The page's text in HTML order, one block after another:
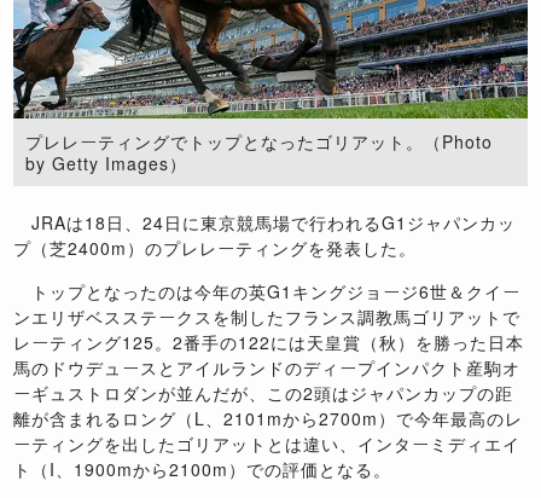
プレレーティングでトップとなったゴリアット。（Photo
by Getty Images）
JRAは18日、24日に東京競馬場で行われるG1ジャパンカッ
プ（芝2400m）のプレレーティングを発表した。
トップとなったのは今年の英G1キングジョージ6世＆クイー
ンエリザベスステークスを制したフランス調教馬ゴリアットで
レーティング125。2番手の122には天皇賞（秋）を勝った日本
馬のドウデュースとアイルランドのディープインパクト産駒オ
ーギュストロダンが並んだが、この2頭はジャパンカップの距
離が含まれるロング（L、2101mから2700m）で今年最高のレ
ーティングを出したゴリアットとは違い、インターミディエイ
ト（I、1900mから2100m）での評価となる。